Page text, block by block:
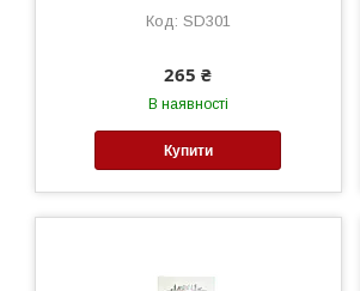
SD301
265 ₴
В наявності
Купити